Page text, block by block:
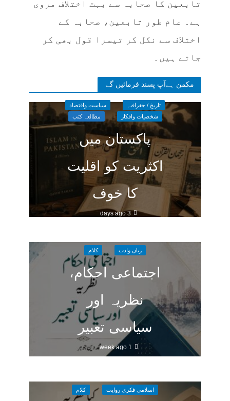
تابعین کا صحابہ سے بہت اختلاف مروی
ہے۔ عام طور تابعین، صحابہ کے
اختلاف سے نکل کر تیسرا قول بھی کر
جاتے ہیں۔
مکمن ہےآپ پسند فرمائیں گے
تاریخ / جغرافیہ
سیاست واقتصاد
شخصیات وافکار
مطالعہ کتب
پاکستان میں
اکثریت کو اقلیت
کا خوف
3 days ago
زبان وادب کلام
اجتماعی احکام،
نظریہ اور
سیاسی تعبیر
1 week ago
اسلامی فکری روایت کلام